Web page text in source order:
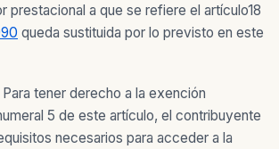
prestacional a que se refiere el artículo18
queda sustituida por lo previsto en este
Para tener derecho a la exención
5 de este artículo, el contribuyente
necesarios para acceder a la